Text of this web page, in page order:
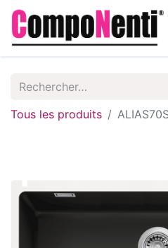
Tous les produits